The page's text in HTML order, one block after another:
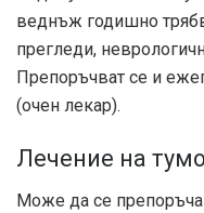
веднъж годишно
прегледи,
Препоръчват се и
(очен лекар).
Лечение на
Може да се